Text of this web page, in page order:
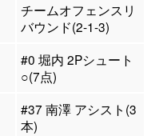
チームオフェンスリ
バウンド(2-1-3)
#0 堀内 2Pシュート
○(7点)
#37 南澤 アシスト(3
本)